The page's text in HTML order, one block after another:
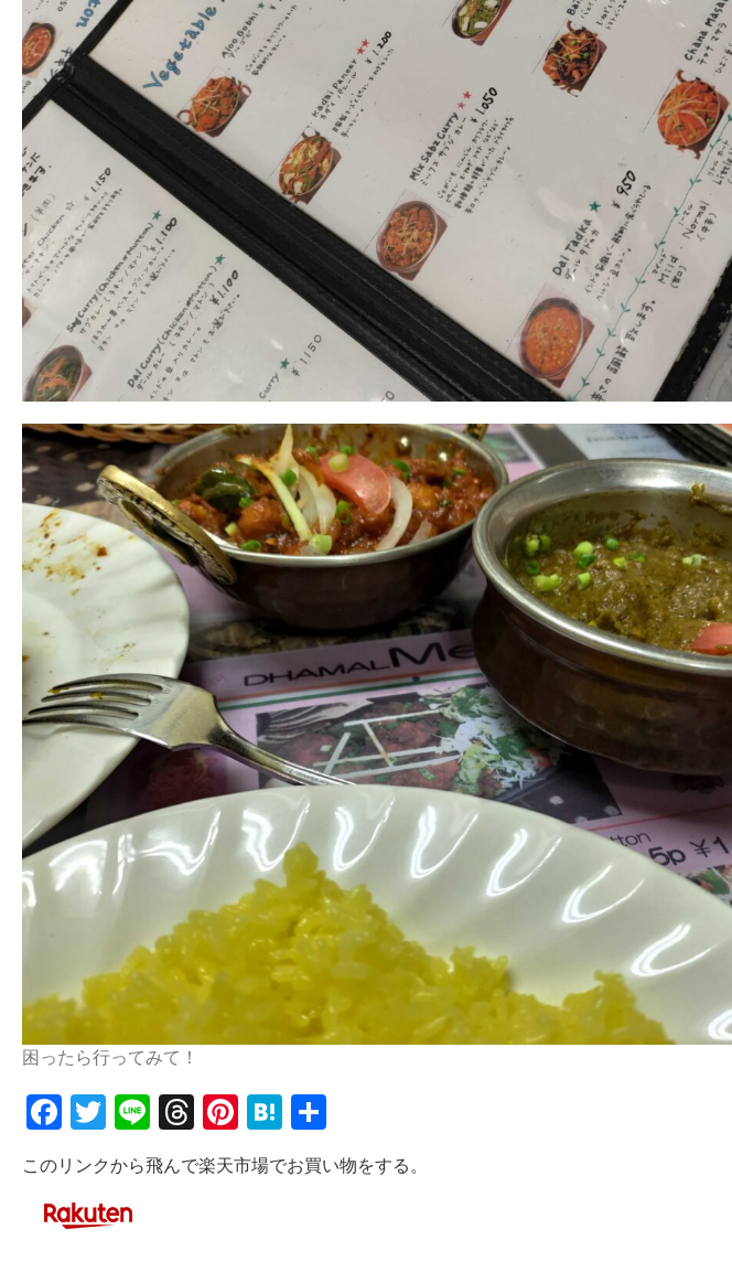
困ったら行ってみて！
Facebook
Twitter
LineThreads
Pinterest
Hatena
有
このリンクから飛んで楽天市場でお買い物をする。